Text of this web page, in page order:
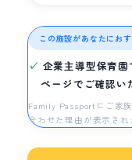
この施設があなたにお
企業主導型保育
ページでご確認い
Family Passportにご家
合わせた理由が表示され